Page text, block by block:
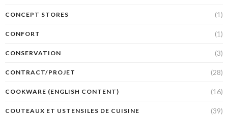
CONCEPT STORES (1)
CONFORT (1)
CONSERVATION (3)
CONTRACT/PROJET (28)
COOKWARE (ENGLISH CONTENT) (16)
COUTEAUX ET USTENSILES DE CUISINE (39)